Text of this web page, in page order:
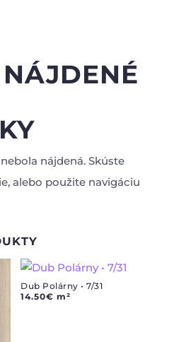
nájdená. Skúste
alebo použite navigáciu
Dub Polárny • 7/31
14.50€ m²